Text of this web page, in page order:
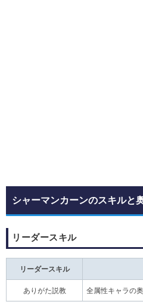
シャーマンカーンのスキルと
リーダースキル
リーダースキル
ありがた説教 全属性キャラの